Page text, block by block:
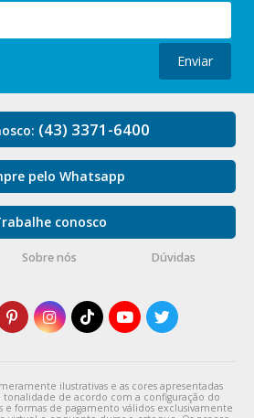
Enviar
(43) 3371-6400
pelo Whatsapp
conosco
Sobre nós Dúvidas
ilustrativas e as cores apresentadas
tonalidade de acordo com a configuração do
formas de pagamento válidos exclusivamente